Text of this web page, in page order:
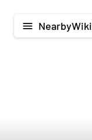
menu NearbyWiki